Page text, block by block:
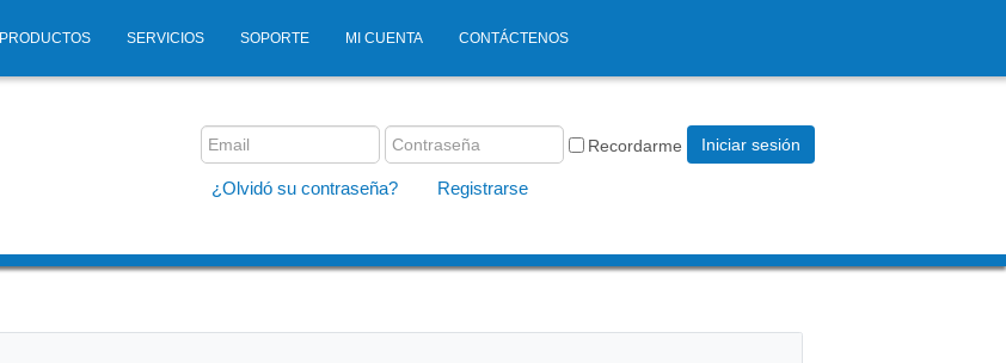
PRODUCTOS SERVICIOS SOPORTE MI CUENTA CONTÁCTENOS
Recordarme Iniciar sesión
¿Olvidó su contraseña? Registrarse